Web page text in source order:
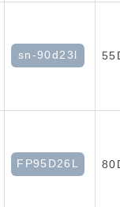
sn-90d23l
FP95D26L